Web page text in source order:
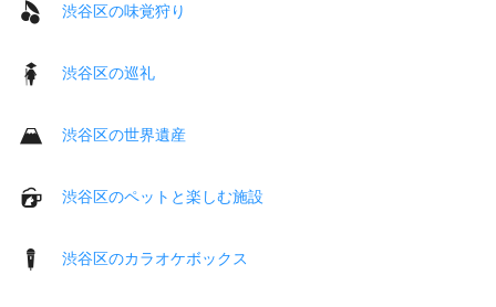
渋谷区の味覚狩り
渋谷区の巡礼
渋谷区の世界遺産
渋谷区のペットと楽しむ施設
渋谷区のカラオケボックス